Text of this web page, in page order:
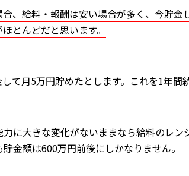
、給料・報酬は安い場合が多く、今貯
とんどだと思います。
て月5万円貯めたとします。これを1年間
力に大きな変化がないままなら給料のレ
金額は600万円前後にしかなりません。